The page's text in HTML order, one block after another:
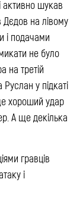
активно шукав
Дєдов на лівому
і подачами
не було
на третій
у підкаті
хороший удар
А ще декілька
гравців
і